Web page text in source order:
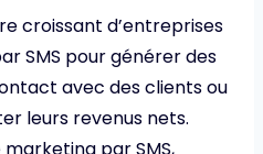
croissant d’entreprises
SMS pour générer des
avec des clients ou
leurs revenus nets.